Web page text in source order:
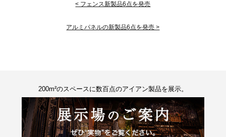
< フェンス新製品6点を発売
アルミパネルの新製品6点を発売 >
200m²のスペースに数百点のアイアン製品を展示。